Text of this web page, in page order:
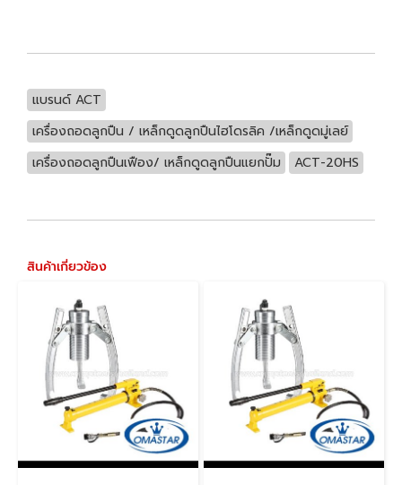
แบรนด์ ACT
เครื่องถอดลูกปืน / เหล็กดูดลูกปืนไฮโดรลิค /เหล็กดูดมู่เลย์
เครื่องถอดลูกปืนเฟือง/ เหล็กดูดลูกปืนแยกปั๊ม
ACT-20HS
สินค้าเกี่ยวข้อง